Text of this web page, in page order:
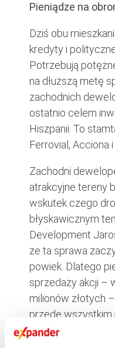
Pieniądze na
Dziś obu
kredyty i
Potrzebują
na dłuższą metę
zachodnich
ostatnio celem
Hiszpanii. To
Ferrovial, Acciona
Zachodni
atrakcyjne tereny
wskutek czego
błyskawicznym
Development
że ta sprawa
powiek. Dlatego
sprzedaży akcji –
milionów złotych
przede wszystkim
w stolicy.